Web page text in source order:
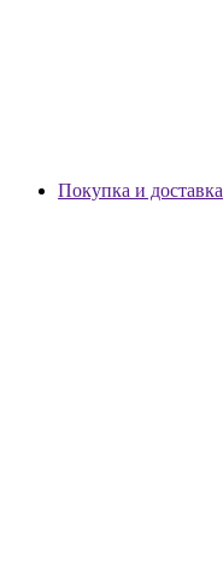
Покупка и доставка